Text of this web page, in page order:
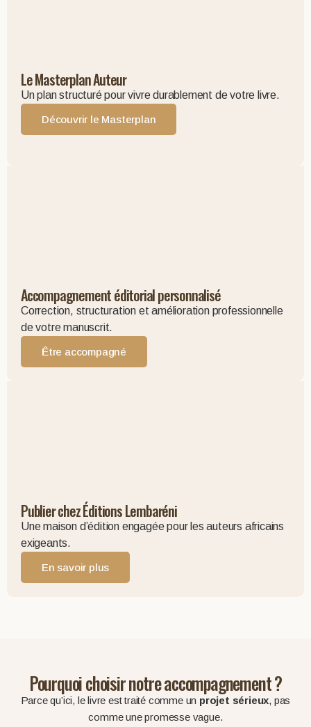
Le Masterplan Auteur
Un plan structuré pour vivre durablement de votre livre.
Découvrir le Masterplan
Accompagnement éditorial personnalisé
Correction, structuration et amélioration professionnelle
de votre manuscrit.
Être accompagné
Publier chez Éditions Lembaréni
Une maison d’édition engagée pour les auteurs africains
exigeants.
En savoir plus
Pourquoi choisir notre accompagnement ?
Parce qu’ici, le livre est traité comme un projet sérieux, pas
comme une promesse vague.